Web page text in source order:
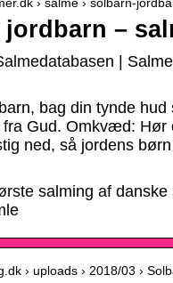
› salme › solbarn-
–
|
bag din tynde hud
Gud. Omkvæd: Hør
ned, så jordens
salming af danske
› uploads › 2018/03 ›